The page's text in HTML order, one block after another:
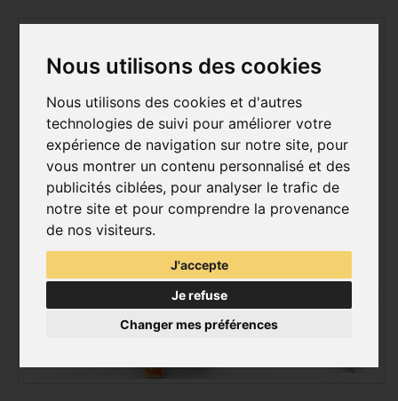
Nous utilisons des cookies
Nous utilisons des cookies et d'autres
technologies de suivi pour améliorer votre
expérience de navigation sur notre site, pour
vous montrer un contenu personnalisé et des
publicités ciblées, pour analyser le trafic de
notre site et pour comprendre la provenance
de nos visiteurs.
J'accepte
Je refuse
Changer mes préférences